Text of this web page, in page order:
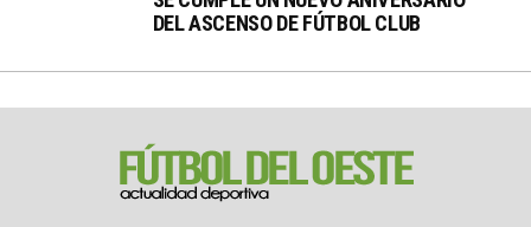
DEL ASCENSO DE FÚTBOL CLUB